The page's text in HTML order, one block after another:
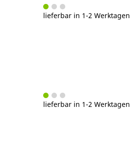
lieferbar in 1-2 Werktagen
lieferbar in 1-2 Werktagen